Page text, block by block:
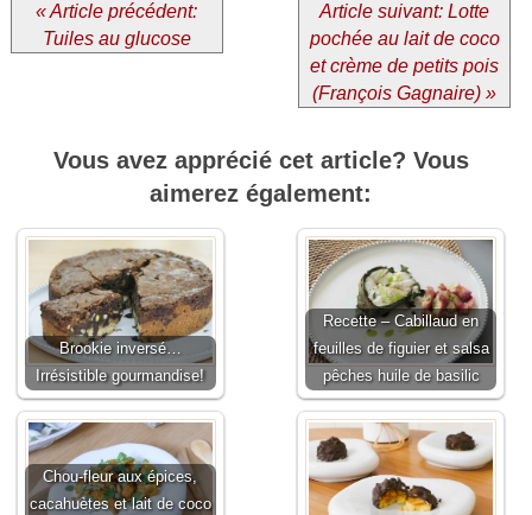
« Article précédent:
Tuiles au glucose
Article suivant: Lotte
pochée au lait de coco
et crème de petits pois
(François Gagnaire) »
Vous avez apprécié cet article? Vous
aimerez également:
Brookie inversé…
Irrésistible gourmandise!
Recette – Cabillaud en
feuilles de figuier et salsa
pêches huile de basilic
Chou-fleur aux épices,
cacahuètes et lait de coco